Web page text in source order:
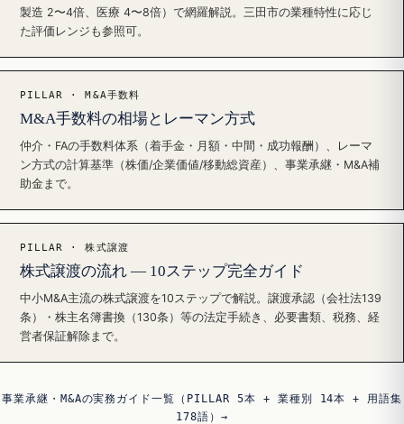
製造 2〜4倍、医療 4〜8倍）で網羅解説。三田市の業種特性に応じ
た評価レンジも参照可。
PILLAR · M&A手数料
M&A手数料の相場とレーマン方式
仲介・FAの手数料体系（着手金・月額・中間・成功報酬）、レーマ
ン方式の計算基準（株価/企業価値/移動総資産）、事業承継・M&A補
助金まで。
PILLAR · 株式譲渡
株式譲渡の流れ — 10ステップ完全ガイド
中小M&A主流の株式譲渡を10ステップで解説。譲渡承認（会社法139
条）・株主名簿書換（130条）等の法定手続き、必要書類、税務、経
営者保証解除まで。
事業承継・M&Aの実務ガイド一覧（PILLAR 5本 + 業種別 14本 + 用語集
178語）→